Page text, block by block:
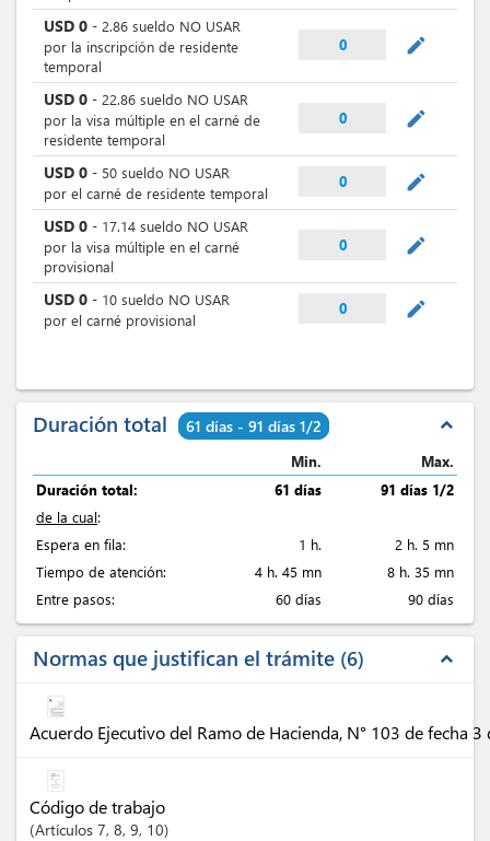
USD 0 - 2.86 sueldo NO USAR
por la inscripción de residente
temporal
0 mode_edit
USD 0 - 22.86 sueldo NO USAR
por la visa múltiple en el carné de
residente temporal
0 mode_edit
USD 0 - 50 sueldo NO USAR
por el carné de residente temporal
0 mode_edit
USD 0 - 17.14 sueldo NO USAR
por la visa múltiple en el carné
provisional
0 mode_edit
USD 0 - 10 sueldo NO USAR
por el carné provisional
0 mode_edit
Duración total 61 días - 91 días 1/2 expand_less
Min.
Max.
Duración total:
61 días
91 días 1/2
de la cual:
Espera en fila:
1 h.
2 h. 5 mn
Tiempo de atención:
4 h. 45 mn
8 h. 35 mn
Entre pasos:
60 días 90 días
Normas que justifican el trámite 6 expand_less
Acuerdo Ejecutivo del Ramo de Hacienda, N° 103 de fecha
Código de trabajo
Artículos 7, 8, 9, 10